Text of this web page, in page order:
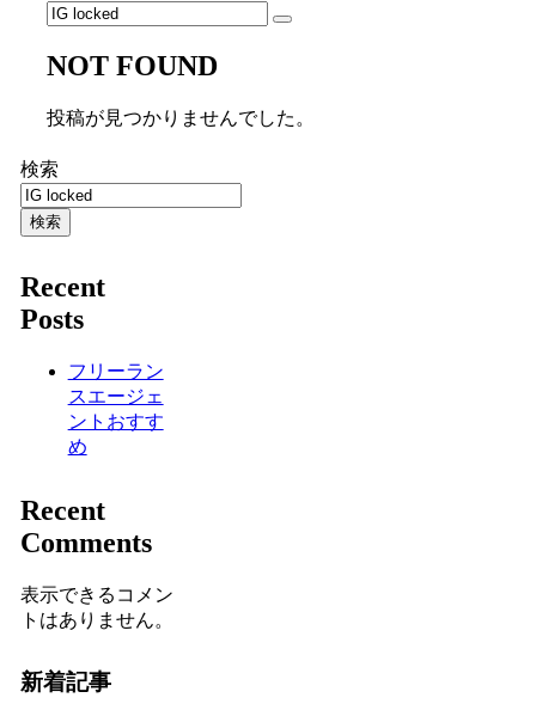
NOT FOUND
投稿が見つかりませんでした。
検索
検索
Recent
Posts
フリーラン
スエージェ
ントおすす
め
Recent
Comments
表示できるコメン
トはありません。
新着記事